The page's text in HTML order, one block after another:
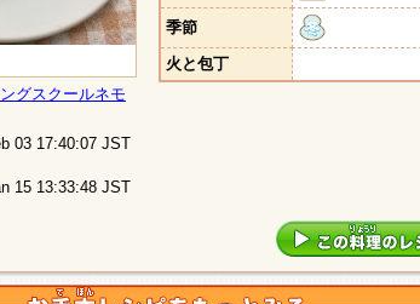
グスクールネモ
03 17:40:07 JST
15 13:33:48 JST
季節
火と包丁